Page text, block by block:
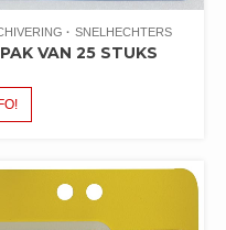
SNELHECHTERS
VAN 25 STUKS